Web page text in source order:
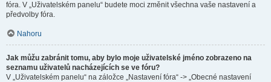
fóra. V „Uživatelském panelu“ budete moci změnit všechna vaše nastavení a
předvolby fóra.
Nahoru
Jak můžu zabránit tomu, aby bylo moje uživatelské jméno zobrazeno na
seznamu uživatelů nacházejících se ve fóru?
V „Uživatelském panelu“ na záložce „Nastavení fóra“ -> „Obecné nastavení